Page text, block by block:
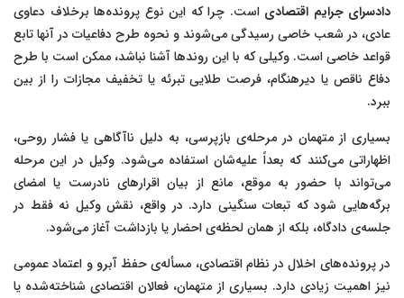
دادسرای جرایم اقتصادی است. چرا که این نوع پرونده‌ها برخلاف دعاوی
عادی، در شعب خاصی رسیدگی می‌شوند و نحوه طرح دفاعیات در آنها تابع
قواعد خاصی است. وکیلی که با این روندها آشنا نباشد، ممکن است با طرح
دفاع ناقص یا دیرهنگام، فرصت طلایی تبرئه یا تخفیف مجازات را از بین
ببرد.
بسیاری از متهمان در مرحله‌ی بازپرسی، به دلیل ناآگاهی یا فشار روحی،
اظهاراتی می‌کنند که بعداً علیه‌شان استفاده می‌شود. وکیل در این مرحله
می‌تواند با حضور به موقع، مانع از بیان اقرارهای نادرست یا امضای
برگه‌هایی شود که تبعات سنگینی دارد. در واقع، نقش وکیل نه فقط در
جلسه‌ی دادگاه، بلکه از همان لحظه‌ی احضار یا بازداشت آغاز می‌شود.
در پرونده‌های اخلال در نظام اقتصادی، مسأله‌ی حفظ آبرو و اعتماد عمومی
نیز اهمیت زیادی دارد. بسیاری از متهمان، فعالان اقتصادی شناخته‌شده یا